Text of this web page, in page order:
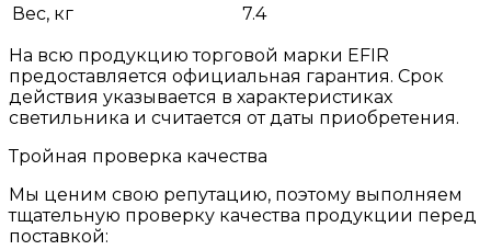
Вес, кг
7.4
На всю продукцию торговой марки EFIR
предоставляется официальная гарантия. Срок
действия указывается в характеристиках
светильника и считается от даты приобретения.
Тройная проверка качества
Мы ценим свою репутацию, поэтому выполняем
тщательную проверку качества продукции перед
поставкой: